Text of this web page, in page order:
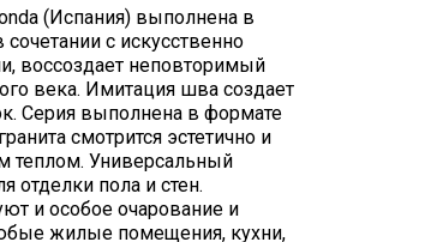
(Испания) выполнена в
с искусственно
воссоздает неповторимый
века. Имитация шва создает
Серия выполнена в формате
смотрится эстетично и
теплом. Универсальный
отделки пола и стен.
и особое очарование и
жилые помещения, кухни,